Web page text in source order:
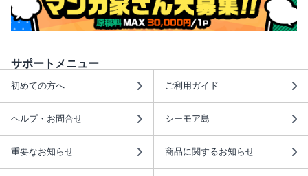
サポートメニュー
初めての方へ ご利用ガイド
ヘルプ・お問合せ シーモア島
重要なお知らせ 商品に関するお知らせ